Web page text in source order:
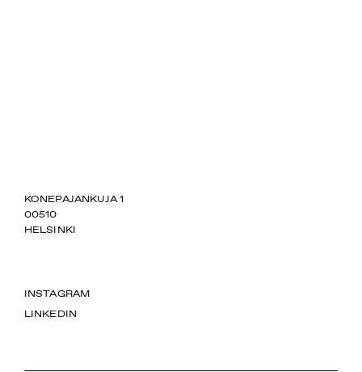
SUOMIAREENA
KONEPAJANKUJA 1
00510
HELSINKI
INSTAGRAM
LINKEDIN